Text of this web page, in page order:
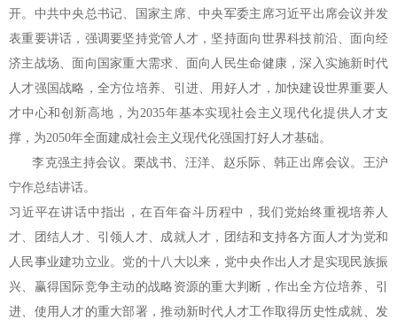
开。中共中央总书记、国家主席、中央军委主席习近平出席会议并发
表重要讲话，强调要坚持党管人才，坚持面向世界科技前沿、面向经
济主战场、面向国家重大需求、面向人民生命健康，深入实施新时代
人才强国战略，全方位培养、引进、用好人才，加快建设世界重要人
才中心和创新高地，为2035年基本实现社会主义现代化提供人才支
撑，为2050年全面建成社会主义现代化强国打好人才基础。
李克强主持会议。栗战书、汪洋、赵乐际、韩正出席会议。王沪
宁作总结讲话。
习近平在讲话中指出，在百年奋斗历程中，我们党始终重视培养人
才、团结人才、引领人才、成就人才，团结和支持各方面人才为党和
人民事业建功立业。党的十八大以来，党中央作出人才是实现民族振
兴、赢得国际竞争主动的战略资源的重大判断，作出全方位培养、引
进、使用人才的重大部署，推动新时代人才工作取得历史性成就、发